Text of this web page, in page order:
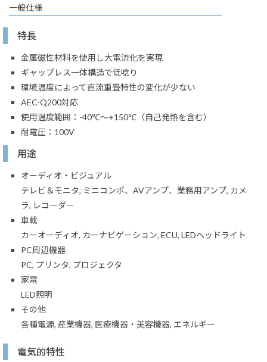
一般仕様
特長
金属磁性材料を使用し大電流化を実現
ギャップレス一体構造で低唸り
環境温度によって直流重畳特性の変化が少ない
AEC-Q200対応
使用温度範囲：-40℃～+150℃（自己発熱を含む）
耐電圧：100V
用途
オーディオ・ビジュアル
テレビ＆モニタ, ミニコンポ、AVアンプ、業務用アンプ, カメ
ラ, レコーダー
車載
カーオーディオ, カーナビゲーション, ECU, LEDヘッドライト
PC周辺機器
PC, プリンタ, プロジェクタ
家電
LED照明
その他
各種電源, 産業機器, 医療機器・美容機器, エネルギー
電気的特性